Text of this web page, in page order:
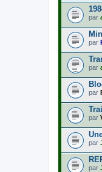
par
par
par
par
par
par
par